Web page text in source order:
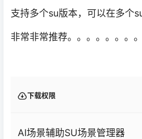
支持多个su版本，可以在多个
非常非常推荐。。。。。。。。
下载权限
AI场景辅助SU场景管理器